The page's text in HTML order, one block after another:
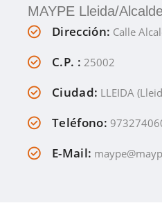
MAYPE Lleida/
Dirección: Calle
C.P. : 25002
Ciudad: LLEIDA
Teléfono:
E-Mail: